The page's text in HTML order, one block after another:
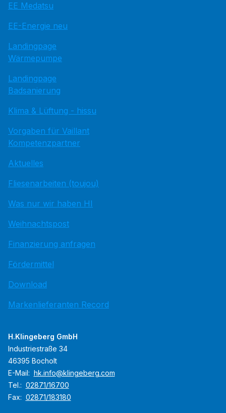
EE Medatsu
EE-Energie neu
Landingpage
Wärmepumpe
Landingpage
Badsanierung
Klima & Lüftung - hissu
Vorgaben für Vaillant
Kompetenzpartner
Aktuelles
Fliesenarbeiten (toujou)
Was nur wir haben HI
Weihnachtspost
Finanzierung anfragen
Fördermittel
Download
Markenlieferanten Record
H.Klingeberg GmbH
Industriestraße 34
46395 Bocholt
E-Mail: hk.info@klingeberg.com
Tel.: 02871/16700
Fax: 02871/183180